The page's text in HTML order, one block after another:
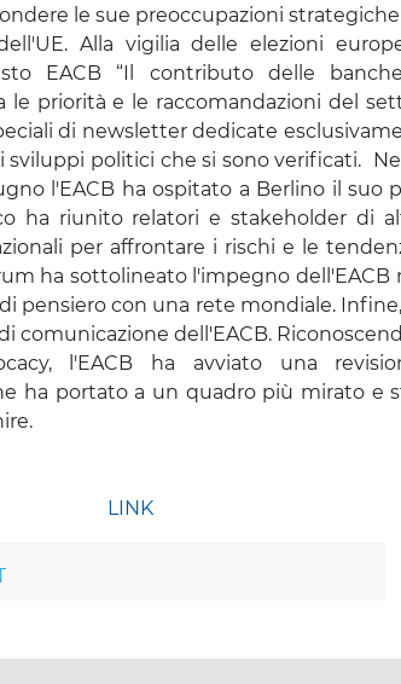
le sue preoccupazioni
Alla vigilia delle elezioni
EACB “Il contributo delle
le priorità e le raccomandazioni del
di newsletter dedicate
politici che si sono verificati.
l'EACB ha ospitato a Berlino il suo
ha riunito relatori e stakeholder di
per affrontare i rischi e le
ha sottolineato l'impegno dell'EACB
pensiero con una rete mondiale.
comunicazione dell'EACB.
l'EACB ha avviato una
ha portato a un quadro più mirato e
LINK